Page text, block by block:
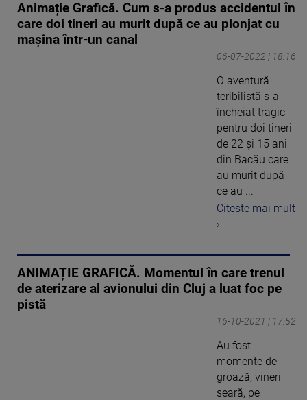
Animație Grafică. Cum s-a produs accidentul în
care doi tineri au murit după ce au plonjat cu
mașina într-un canal
06-07-2022 | 18:16
O aventură
teribilistă s-a
încheiat tragic
pentru doi tineri
de 22 și 15 ani
din Bacău care
au murit după
ce au ...
Citeste mai mult
›
ANIMAȚIE GRAFICĂ. Momentul în care trenul
de aterizare al avionului din Cluj a luat foc pe
pistă
16-10-2021 | 17:52
Au fost
momente de
groază, vineri
seară, pe